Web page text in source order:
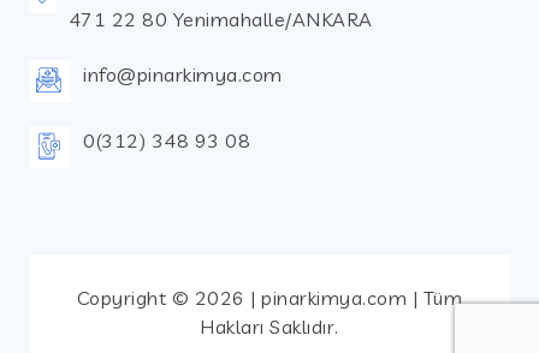
471 22 80 Yenimahalle/ANKARA
info@pinarkimya.com
0(312) 348 93 08
Copyright © 2026 | pinarkimya.com | Tüm
Hakları Saklıdır.